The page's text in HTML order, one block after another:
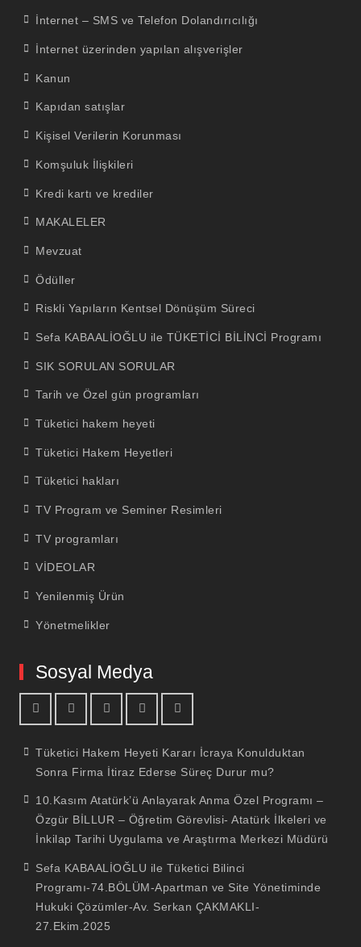
İnternet – SMS ve Telefon Dolandırıcılığı
İnternet üzerinden yapılan alışverişler
Kanun
Kapıdan satışlar
Kişisel Verilerin Korunması
Komşuluk İlişkileri
Kredi kartı ve krediler
MAKALELER
Mevzuat
Ödüller
Riskli Yapıların Kentsel Dönüşüm Süreci
Sefa KABAALİOĞLU ile TÜKETİCİ BİLİNCİ Programı
SIK SORULAN SORULAR
Tarih ve Özel gün programları
Tüketici hakem heyeti
Tüketici Hakem Heyetleri
Tüketici hakları
TV Program ve Seminer Resimleri
TV programları
VİDEOLAR
Yenilenmiş Ürün
Yönetmelikler
Sosyal Medya
facebookyoutube linkedin twitter İnstagram
Tüketici Hakem Heyeti Kararı İcraya Konulduktan
Sonra Firma İtiraz Ederse Süreç Durur mu?
10.Kasım Atatürk’ü Anlayarak Anma Özel Programı –
Özgür BİLLUR – Öğretim Görevlisi- Atatürk İlkeleri ve
İnkilap Tarihi Uygulama ve Araştırma Merkezi Müdürü
Sefa KABAALİOĞLU ile Tüketici Bilinci
Programı-74.BÖLÜM-Apartman ve Site Yönetiminde
Hukuki Çözümler-Av. Serkan ÇAKMAKLI-
27.Ekim.2025